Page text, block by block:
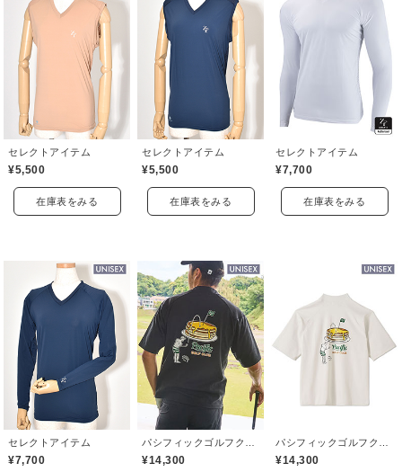
セレクトアイテム
¥5,500
在庫表をみる
セレクトアイテム
¥5,500
在庫表をみる
セレクトアイテム
¥7,700
在庫表をみる
セレクトアイテム
¥7,700 ¥14,300 ¥14,300